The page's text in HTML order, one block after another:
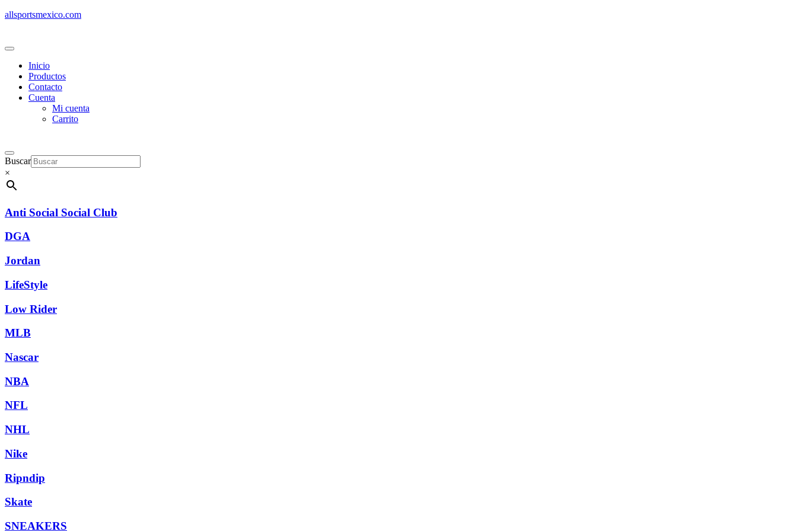
allsportsmexico.com
Inicio
Productos
Contacto
Cuenta
Mi cuenta
Carrito
Buscar
×
Anti Social Social Club
DGA
Jordan
LifeStyle
Low Rider
MLB
Nascar
NBA
NFL
NHL
Nike
Ripndip
Skate
SNEAKERS